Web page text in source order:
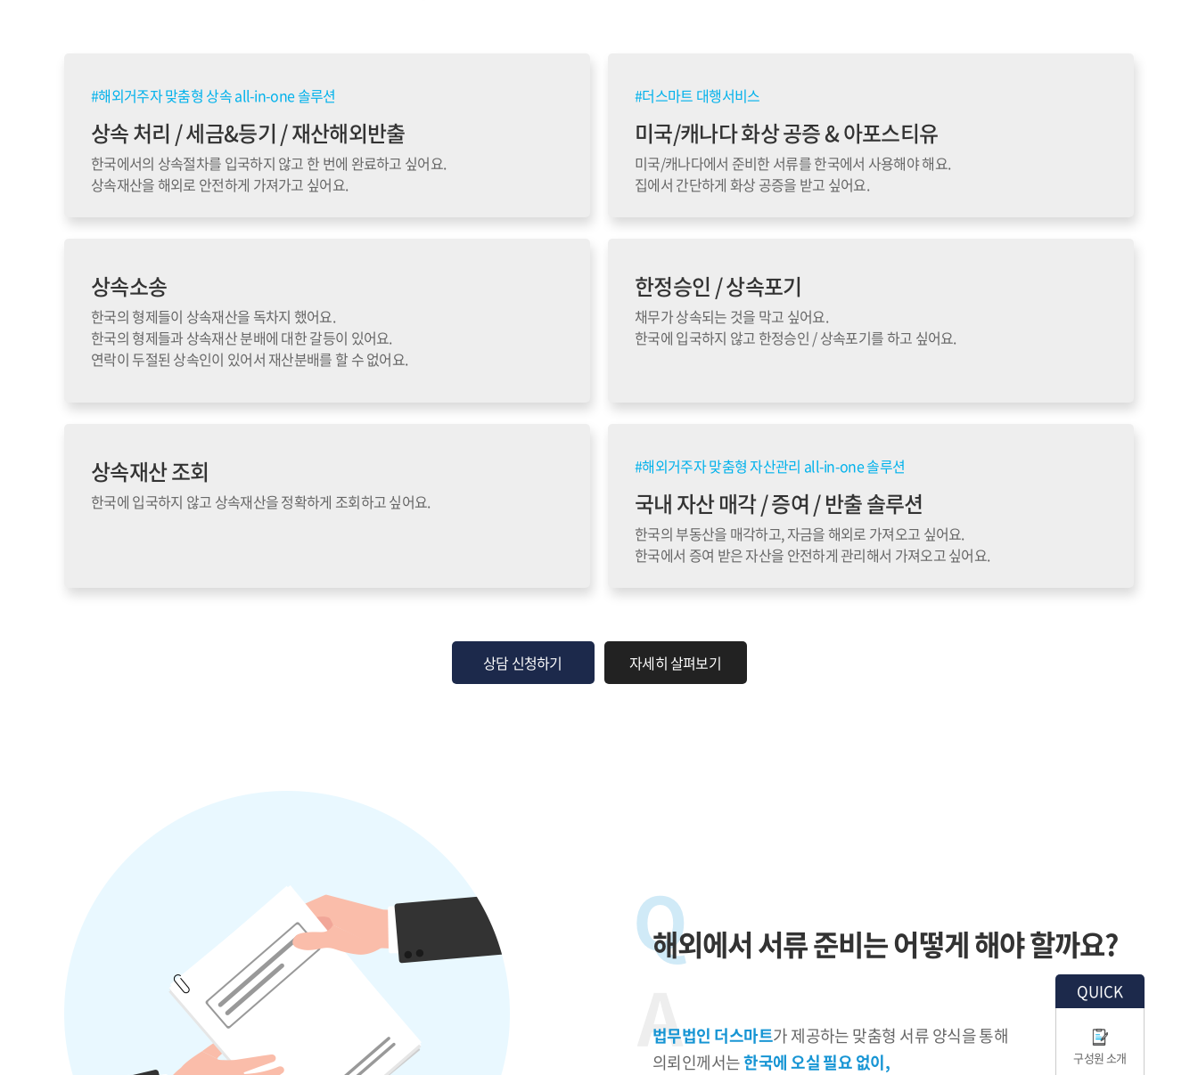
QUICK
구성원 소개
#해외거주자 맞춤형 상속 all-in-one 솔루션
상속 처리 / 세금&등기 / 재산해외반출
한국에서의 상속절차를 입국하지 않고 한 번에 완료하고 싶어요.
상속재산을 해외로 안전하게 가져가고 싶어요.
#더스마트 대행서비스
미국/캐나다 화상 공증 & 아포스티유
미국/캐나다에서 준비한 서류를 한국에서 사용해야 해요.
집에서 간단하게 화상 공증을 받고 싶어요.
상속소송
한국의 형제들이 상속재산을 독차지 했어요.
한국의 형제들과 상속재산 분배에 대한 갈등이 있어요.
연락이 두절된 상속인이 있어서 재산분배를 할 수 없어요.
한정승인 / 상속포기
채무가 상속되는 것을 막고 싶어요.
한국에 입국하지 않고 한정승인 / 상속포기를 하고 싶어요.
상속재산 조회
한국에 입국하지 않고 상속재산을 정확하게 조회하고 싶어요.
#해외거주자 맞춤형 자산관리 all-in-one 솔루션
국내 자산 매각 / 증여 / 반출 솔루션
한국의 부동산을 매각하고, 자금을 해외로 가져오고 싶어요.
한국에서 증여 받은 자산을 안전하게 관리해서 가져오고 싶어요.
상담 신청하기 자세히 살펴보기
Q
해외에서 서류 준비는 어떻게 해야 할까요?
A
법무법인 더스마트가 제공하는 맞춤형 서류 양식을 통해
의뢰인께서는한국에 오실 필요 없이,